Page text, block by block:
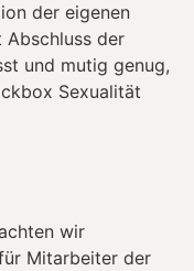
der eigenen
Abschluss der
und mutig genug,
Sexualität
wir
Mitarbeiter der